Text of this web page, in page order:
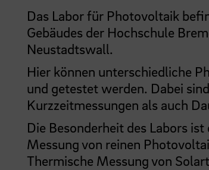
Das Labor für Photovoltaik
Gebäudes der Hochschule
Neustadtswall.
Hier können unterschiedliche
und getestet werden. Dabei
Kurzzeitmessungen als auch
Die Besonderheit des Labors
Messung von reinen
Thermische Messung von